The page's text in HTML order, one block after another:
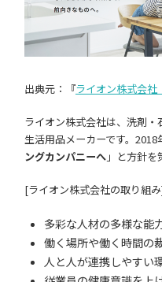
出典元：『ライオン株式会
ライオン株式会社は、洗剤
生活用品メーカーです。2018
ングカンパニーへ」と方針を
[ライオン株式会社の取り組
多彩な人材の多様な能
働く場所や働く時間の
人と人が連携しやすい